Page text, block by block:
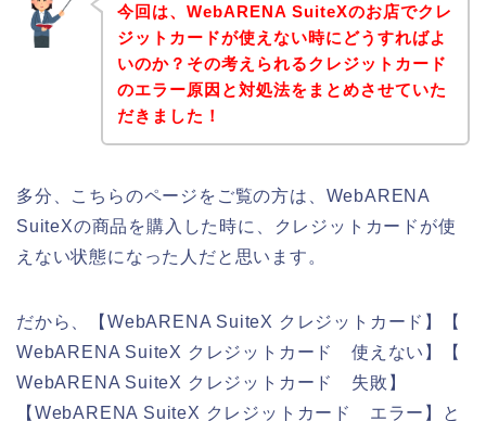
今回は、WebARENA SuiteXのお店でクレ
ジットカードが使えない時にどうすればよ
いのか？その考えられるクレジットカード
のエラー原因と対処法をまとめさせていた
だきました！
多分、こちらのページをご覧の方は、WebARENA
SuiteXの商品を購入した時に、クレジットカードが使
えない状態になった人だと思います。
だから、【WebARENA SuiteX クレジットカード】【
WebARENA SuiteX クレジットカード 使えない】【
WebARENA SuiteX クレジットカード 失敗】
【WebARENA SuiteX クレジットカード エラー】と